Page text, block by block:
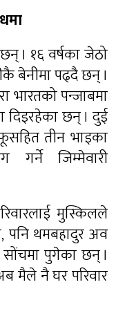
। १६ वर्षका जेठो
बेनीमा पढ्दै छन् ।
भारतको पन्जाबमा
दिइरहेका छन् । दुई
तीन भाइका
जिम्मेवारी
मुस्किलले
पनि थमबहादुर अव
पुगेका छन् ।
मैले नै घर परिवार